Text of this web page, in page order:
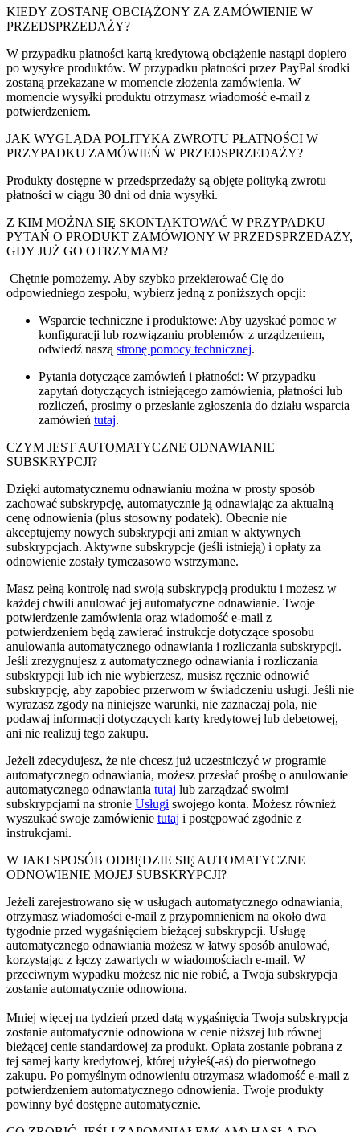
KIEDY ZOSTANĘ OBCIĄŻONY ZA ZAMÓWIENIE W
PRZEDSPRZEDAŻY?
W przypadku płatności kartą kredytową obciążenie nastąpi dopiero
po wysyłce produktów. W przypadku płatności przez PayPal środki
zostaną przekazane w momencie złożenia zamówienia. W
momencie wysyłki produktu otrzymasz wiadomość e-mail z
potwierdzeniem.
JAK WYGLĄDA POLITYKA ZWROTU PŁATNOŚCI W
PRZYPADKU ZAMÓWIEŃ W PRZEDSPRZEDAŻY?
Produkty dostępne w przedsprzedaży są objęte polityką zwrotu
płatności w ciągu 30 dni od dnia wysyłki.
Z KIM MOŻNA SIĘ SKONTAKTOWAĆ W PRZYPADKU
PYTAŃ O PRODUKT ZAMÓWIONY W PRZEDSPRZEDAŻY,
GDY JUŻ GO OTRZYMAM?
Chętnie pomożemy. Aby szybko przekierować Cię do
odpowiedniego zespołu, wybierz jedną z poniższych opcji:
Wsparcie techniczne i produktowe: Aby uzyskać pomoc w
konfiguracji lub rozwiązaniu problemów z urządzeniem,
odwiedź naszą stronę pomocy technicznej.
Pytania dotyczące zamówień i płatności: W przypadku
zapytań dotyczących istniejącego zamówienia, płatności lub
rozliczeń, prosimy o przesłanie zgłoszenia do działu wsparcia
zamówień tutaj.
CZYM JEST AUTOMATYCZNE ODNAWIANIE
SUBSKRYPCJI?
Dzięki automatycznemu odnawianiu można w prosty sposób
zachować subskrypcję, automatycznie ją odnawiając za aktualną
cenę odnowienia (plus stosowny podatek). Obecnie nie
akceptujemy nowych subskrypcji ani zmian w aktywnych
subskrypcjach. Aktywne subskrypcje (jeśli istnieją) i opłaty za
odnowienie zostały tymczasowo wstrzymane.
Masz pełną kontrolę nad swoją subskrypcją produktu i możesz w
każdej chwili anulować jej automatyczne odnawianie. Twoje
potwierdzenie zamówienia oraz wiadomość e-mail z
potwierdzeniem będą zawierać instrukcje dotyczące sposobu
anulowania automatycznego odnawiania i rozliczania subskrypcji.
Jeśli zrezygnujesz z automatycznego odnawiania i rozliczania
subskrypcji lub ich nie wybierzesz, musisz ręcznie odnowić
subskrypcję, aby zapobiec przerwom w świadczeniu usługi. Jeśli nie
wyrażasz zgody na niniejsze warunki, nie zaznaczaj pola, nie
podawaj informacji dotyczących karty kredytowej lub debetowej,
ani nie realizuj tego zakupu.
Jeżeli zdecydujesz, że nie chcesz już uczestniczyć w programie
automatycznego odnawiania, możesz przesłać prośbę o anulowanie
automatycznego odnawiania tutaj lub zarządzać swoimi
subskrypcjami na stronie Usługi swojego konta. Możesz również
wyszukać swoje zamówienie tutaj i postępować zgodnie z
instrukcjami.
W JAKI SPOSÓB ODBĘDZIE SIĘ AUTOMATYCZNE
ODNOWIENIE MOJEJ SUBSKRYPCJI?
Jeżeli zarejestrowano się w usługach automatycznego odnawiania,
otrzymasz wiadomości e-mail z przypomnieniem na około dwa
tygodnie przed wygaśnięciem bieżącej subskrypcji. Usługę
automatycznego odnawiania możesz w łatwy sposób anulować,
korzystając z łączy zawartych w wiadomościach e-mail. W
przeciwnym wypadku możesz nic nie robić, a Twoja subskrypcja
zostanie automatycznie odnowiona.
Mniej więcej na tydzień przed datą wygaśnięcia Twoja subskrypcja
zostanie automatycznie odnowiona w cenie niższej lub równej
bieżącej cenie standardowej za produkt. Opłata zostanie pobrana z
tej samej karty kredytowej, której użyłeś(-aś) do pierwotnego
zakupu. Po pomyślnym odnowieniu otrzymasz wiadomość e-mail z
potwierdzeniem automatycznego odnowienia. Twoje produkty
powinny być dostępne automatycznie.